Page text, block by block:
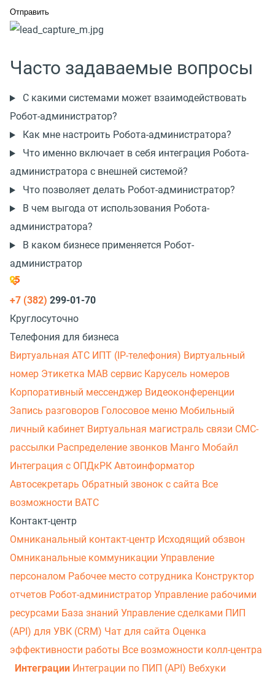
Часто задаваемые вопросы
С какими системами может взаимодействовать
Робот-администратор?
Как мне настроить Робота-администратора?
Что именно включает в себя интеграция Робота-
администратора с внешней системой?
Что позволяет делать Робот-администратор?
В чем выгода от использования Робота-
администратора?
В каком бизнесе применяется Робот-
администратор
+7 (382) 299-01-70
Круглосуточно
Телефония для бизнеса
Виртуальная АТС ИПТ (IP-телефония) Виртуальный
номер Этикетка МАВ сервис Карусель номеров
Корпоративный мессенджер Видеоконференции
Запись разговоров Голосовое меню Мобильный
личный кабинет Виртуальная магистраль связи СМС-
рассылки Распределение звонков Манго Мобайл
Интеграция с ОПДкРК Автоинформатор
Автосекретарь Обратный звонок с сайта Все
возможности ВАТС
Контакт-центр
Омниканальный контакт-центр Исходящий обзвон
Омниканальные коммуникации Управление
персоналом Рабочее место сотрудника Конструктор
отчетов Робот-администратор Управление рабочими
ресурсами База знаний Управление сделками ПИП
(API) для УВК (CRM) Чат для сайта Оценка
эффективности работы Все возможности колл-центра
Интеграции Интеграции по ПИП (API) Вебхуки